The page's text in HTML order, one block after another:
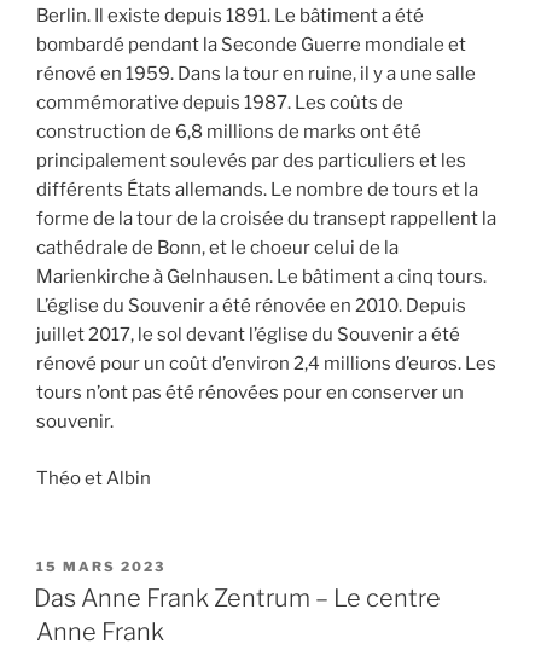
Berlin.
Il existe depuis 1891. Le bâtiment a été
bombardé pendant la Seconde Guerre mondiale et
rénové en 1959. Dans la tour en ruine, il y a une salle
commémorative depuis 1987. Les coûts de
construction de 6,8 millions de marks ont été
principalement soulevés par des particuliers et les
différents États allemands. Le nombre de tours et la
forme de la tour de la croisée du transept rappellent la
cathédrale de Bonn, et le choeur celui de la
Marienkirche à Gelnhausen. Le bâtiment a cinq tours.
L’église du Souvenir a été rénovée en 2010. Depuis
juillet 2017, le sol devant l’église du Souvenir a été
rénové pour un coût d’environ 2,4 millions d’euros. Les
tours n’ont pas été rénovées pour en conserver un
souvenir.
Théo et Albin
PUBLIÉ
LE
15 MARS 2023
Das Anne Frank Zentrum – Le centre
Anne Frank